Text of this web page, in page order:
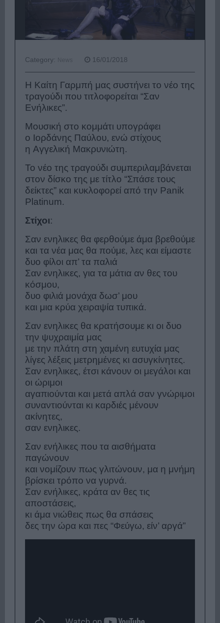
Category: News 16/01/2018
Η Καίτη Γαρμπή μας συστήνει το νέο της
τραγούδι που τιτλοφορείται “Σαν
Ενήλικες”.
Μουσική στο κομμάτι υπογράφει
ο Ιορδάνης Παύλου, ενώ στίχους
η Αγγελική Μακρυνιώτη.
Το νέο της τραγούδι συμπεριλαμβάνεται
στον δίσκο της με τίτλο “Σπάσε τους
δείκτες” και κυκλοφορεί από την Panik
Platinum.
Στίχοι:
Σαν ενηλικες θα φερθούμε άμα βρεθούμε
και τα νέα μας θα πούμε, λες και είμαστε
δυο φίλοι απ’ τα παλιά
Σαν ενηλικες, για τα μάτια αν θες του
κόσμου,
δυο φιλιά μονάχα δωσ’ μου
και μια κρύα χειραψία τυπικά.
Σαν ενηλικες θα κρατήσουμε κι οι δυο
την ψυχραιμία μας
με την πλάτη στη χαμένη ευτυχία μας
λίγες λέξεις μετρημένες κι ασυγκίνητες.
Σαν ενηλικες, έτσι κάνουν οι μεγάλοι και
οι ώριμοι
αγαπιούνται και μετά απλά σαν γνώριμοι
συναντιούνται κι καρδιές μένουν
ακίνητες,
σαν ενηλικες.
Σαν ενήλικες που τα αισθήματα
παγώνουν
και νομίζουν πως γλιτώνουν, μα η μνήμη
βρίσκει τρόπο να γυρνά.
Σαν ενήλικες, κράτα αν θες τις
αποστάσεις,
κι άμα νιώθεις πως θα σπάσεις
δες την ώρα και πες “Φεύγω, είν’ αργά”